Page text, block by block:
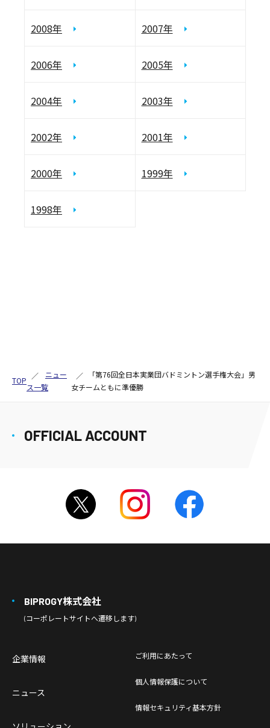
2008年 2007年
2006年 2005年
2004年 2003年
2002年 2001年
2000年 1999年
1998年
TOP
ニュー
ス一覧
「第76回全日本実業団バドミントン選手権大会」男
女チームともに準優勝
OFFICIAL ACCOUNT
BIPROGY株式会社
(コーポレートサイトへ遷移します)
企業情報
ニュース
ご利用にあたって
個人情報保護について
情報セキュリティ基本方針